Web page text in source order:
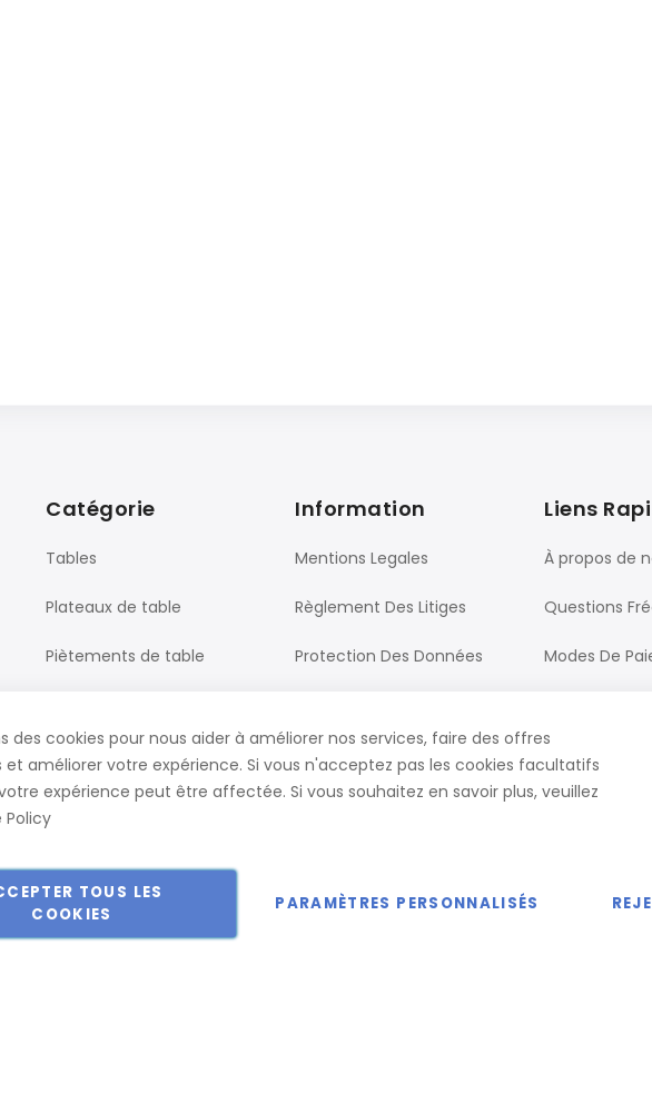
Catégorie
Tables
Plateaux de table
Piètements de table
Mobilier de Bureau
Information
Mentions Legales
Règlement Des Litiges
Protection Des Données
CGV
Liens
À propos de
Questions
Modes De
Contact
GmbH Tous droits réservés.
des cookies pour nous aider à améliorer nos services, faire des offres
et améliorer votre expérience. Si vous n'acceptez pas les cookies facultatifs
expérience peut être affectée. Si vous souhaitez en savoir plus, veuillez
Policy
TOUS LES
COOKIES
PARAMÈTRES PERSONNALISÉS